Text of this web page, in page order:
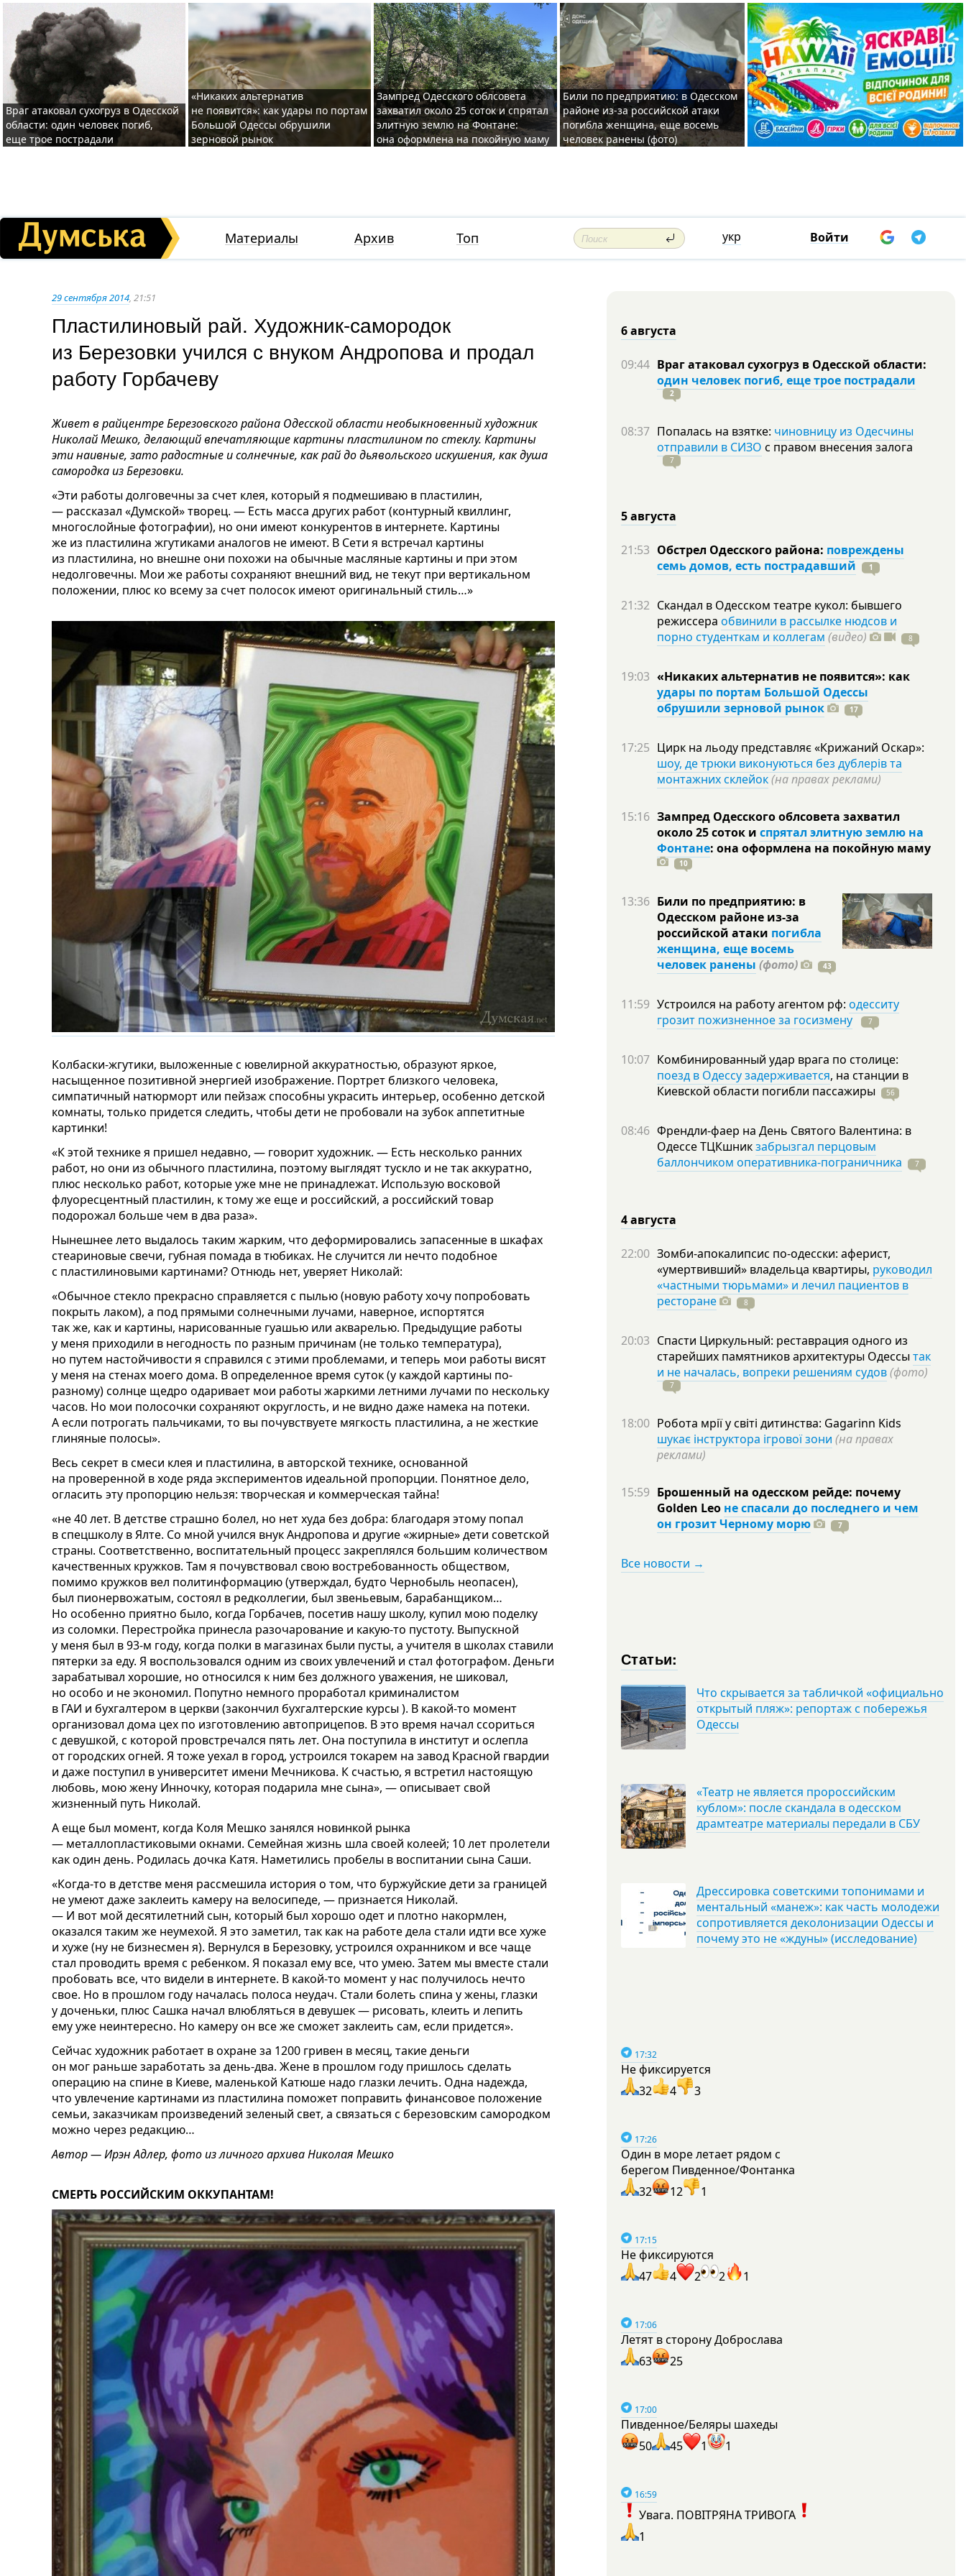
Враг атаковал сухогруз в Одесской
области: один человек погиб,
еще трое пострадали
«Никаких альтернатив
не появится»: как удары по портам
Большой Одессы обрушили
зерновой рынок
Зампред Одесского облсовета
захватил около 25 соток и спрятал
элитную землю на Фонтане:
она оформлена на покойную маму
Били по предприятию: в Одесском
районе из-за российской атаки
погибла женщина, еще восемь
человек ранены (фото)
Материалы Архив Топ укр Войти
29 сентября 2014, 21:51
Пластилиновый рай. Художник-самородок
из Березовки учился с внуком Андропова и продал
работу Горбачеву
Живет в райцентре Березовского района Одесской области необыкновенный художник
Николай Мешко, делающий впечатляющие картины пластилином по стеклу. Картины
эти наивные, зато радостные и солнечные, как рай до дьявольского искушения, как душа
самородка из Березовки.
«Эти работы долговечны за счет клея, который я подмешиваю в пластилин,
— рассказал «Думской» творец. — Есть масса других работ (контурный квиллинг,
многослойные фотографии), но они имеют конкурентов в интернете. Картины
же из пластилина жгутиками аналогов не имеют. В Сети я встречал картины
из пластилина, но внешне они похожи на обычные масляные картины и при этом
недолговечны. Мои же работы сохраняют внешний вид, не текут при вертикальном
положении, плюс ко всему за счет полосок имеют оригинальный стиль…»
Колбаски-жгутики, выложенные с ювелирной аккуратностью, образуют яркое,
насыщенное позитивной энергией изображение. Портрет близкого человека,
симпатичный натюрморт или пейзаж способны украсить интерьер, особенно детской
комнаты, только придется следить, чтобы дети не пробовали на зубок аппетитные
картинки!
«К этой технике я пришел недавно, — говорит художник. — Есть несколько ранних
работ, но они из обычного пластилина, поэтому выглядят тускло и не так аккуратно,
плюс несколько работ, которые уже мне не принадлежат. Использую восковой
флуоресцентный пластилин, к тому же еще и российский, а российский товар
подорожал больше чем в два раза».
Нынешнее лето выдалось таким жарким, что деформировались запасенные в шкафах
стеариновые свечи, губная помада в тюбиках. Не случится ли нечто подобное
с пластилиновыми картинами? Отнюдь нет, уверяет Николай:
«Обычное стекло прекрасно справляется с пылью (новую работу хочу попробовать
покрыть лаком), а под прямыми солнечными лучами, наверное, испортятся
так же, как и картины, нарисованные гуашью или акварелью. Предыдущие работы
у меня приходили в негодность по разным причинам (не только температура),
но путем настойчивости я справился с этими проблемами, и теперь мои работы висят
у меня на стенах моего дома. В определенное время суток (у каждой картины по-
разному) солнце щедро одаривает мои работы жаркими летними лучами по нескольку
часов. Но мои полосочки сохраняют округлость, и не видно даже намека на потеки.
А если потрогать пальчиками, то вы почувствуете мягкость пластилина, а не жесткие
глиняные полосы».
Весь секрет в смеси клея и пластилина, в авторской технике, основанной
на проверенной в ходе ряда экспериментов идеальной пропорции. Понятное дело,
огласить эту пропорцию нельзя: творческая и коммерческая тайна!
«не 40 лет. В детстве страшно болел, но нет худа без добра: благодаря этому попал
в спецшколу в Ялте. Со мной учился внук Андропова и другие «жирные» дети советской
страны. Соответственно, воспитательный процесс закреплялся большим количеством
качественных кружков. Там я почувствовал свою востребованность обществом,
помимо кружков вел политинформацию (утверждал, будто Чернобыль неопасен),
был пионервожатым, состоял в редколлегии, был звеньевым, барабанщиком…
Но особенно приятно было, когда Горбачев, посетив нашу школу, купил мою поделку
из соломки. Перестройка принесла разочарование и какую-то пустоту. Выпускной
у меня был в 93-м году, когда полки в магазинах были пусты, а учителя в школах ставили
пятерки за еду. Я воспользовался одним из своих увлечений и стал фотографом. Деньги
зарабатывал хорошие, но относился к ним без должного уважения, не шиковал,
но особо и не экономил. Попутно немного проработал криминалистом
в ГАИ и бухгалтером в церкви (закончил бухгалтерские курсы ). В какой-то момент
организовал дома цех по изготовлению автоприцепов. В это время начал ссориться
с девушкой, с которой провстречался пять лет. Она поступила в институт и ослепла
от городских огней. Я тоже уехал в город, устроился токарем на завод Красной гвардии
и даже поступил в университет имени Мечникова. К счастью, я встретил настоящую
любовь, мою жену Инночку, которая подарила мне сына», — описывает свой
жизненный путь Николай.
А еще был момент, когда Коля Мешко занялся новинкой рынка
— металлопластиковыми окнами. Семейная жизнь шла своей колеей; 10 лет пролетели
как один день. Родилась дочка Катя. Наметились пробелы в воспитании сына Саши.
«Когда-то в детстве меня рассмешила история о том, что буржуйские дети за границей
не умеют даже заклеить камеру на велосипеде, — признается Николай.
— И вот мой десятилетний сын, который был хорошо одет и плотно накормлен,
оказался таким же неумехой. Я это заметил, так как на работе дела стали идти все хуже
и хуже (ну не бизнесмен я). Вернулся в Березовку, устроился охранником и все чаще
стал проводить время с ребенком. Я показал ему все, что умею. Затем мы вместе стали
пробовать все, что видели в интернете. В какой-то момент у нас получилось нечто
свое. Но в прошлом году началась полоса неудач. Стали болеть спина у жены, глазки
у доченьки, плюс Сашка начал влюбляться в девушек — рисовать, клеить и лепить
ему уже неинтересно. Но камеру он все же сможет заклеить сам, если придется».
Сейчас художник работает в охране за 1200 гривен в месяц, такие деньги
он мог раньше заработать за день-два. Жене в прошлом году пришлось сделать
операцию на спине в Киеве, маленькой Катюше надо глазки лечить. Одна надежда,
что увлечение картинами из пластилина поможет поправить финансовое положение
семьи, заказчикам произведений зеленый свет, а связаться с березовским самородком
можно через редакцию…
Автор — Ирэн Адлер, фото из личного архива Николая Мешко
СМЕРТЬ РОССИЙСКИМ ОККУПАНТАМ!
6 августа
09:44 Враг атаковал сухогруз в Одесской области:
один человек погиб, еще трое пострадали
2
08:37 Попалась на взятке: чиновницу из Одесчины
отправили в СИЗО с правом внесения залога
7
5 августа
21:53 Обстрел Одесского района: повреждены
семь домов, есть пострадавший
1
21:32 Скандал в Одесском театре кукол: бывшего
режиссера обвинили в рассылке нюдсов и
порно студенткам и коллегам (видео) 8
19:03 «Никаких альтернатив не появится»: как
удары по портам Большой Одессы
обрушили зерновой рынок
17
17:25 Цирк на льоду представляє «Крижаний Оскар»:
шоу, де трюки виконуються без дублерів та
монтажних склейок(на правах реклами)
15:16 Зампред Одесского облсовета захватил
около 25 соток и спрятал элитную землю на
Фонтане: она оформлена на покойную маму
10
13:36 Били по предприятию: в
Одесском районе из-за
российской атаки погибла
женщина, еще восемь
человек ранены (фото) 43
11:59 Устроился на работу агентом рф: одесситу
грозит пожизненное за госизмену
7
10:07 Комбинированный удар врага по столице:
поезд в Одессу задерживается, на станции в
Киевской области погибли пассажиры 56
08:46 Френдли-фаер на День Святого Валентина: в
Одессе ТЦКшникзабрызгал перцовым
баллончиком оперативника-пограничника
7
4 августа
22:00 Зомби-апокалипсис по-одесски: аферист,
«умертвивший» владельца квартиры, руководил
«частными тюрьмами» и лечил пациентов в
ресторане
8
20:03 Спасти Циркульный: реставрация одного из
старейших памятников архитектуры Одессы так
и не началась, вопреки решениям судов(фото)
7
18:00 Робота мрії у світі дитинства: Gagarinn Kids
шукає інструктора ігрової зони (на правах
реклами)
15:59 Брошенный на одесском рейде: почему
Golden Leo не спасали до последнего и чем
он грозит Черному морю
7
Все новости →
Статьи:
Что скрывается за табличкой «официально
открытый пляж»: репортаж с побережья
Одессы
«Театр не является пророссийским
кублом»: после скандала в одесском
драмтеатре материалы передали в СБУ
Дрессировка советскими топонимами и
ментальный «манеж»: как часть молодежи
сопротивляется деколонизации Одессы и
почему это не «ждуны» (исследование)
17:32
Не фиксируется
32
4 3
17:26
Один в море летает рядом с
берегом Пивденное/Фонтанка
32
12 1
17:15
Не фиксируются
47
4 2 2 1
17:06
Летят в сторону Доброслава
63
25
17:00
Пивденное/Беляры шахеды
50
45 1 1
16:59
Увага. ПОВІТРЯНА ТРИВОГА
1